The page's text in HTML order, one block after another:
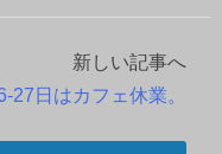
新しい記事へ
27日はカフェ休業。